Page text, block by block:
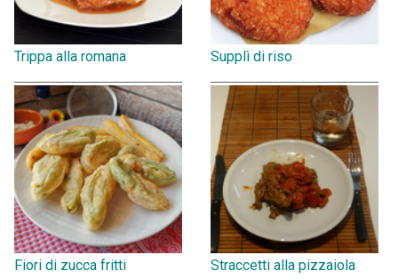
Trippa alla romana Supplì di riso
Fiori di zucca fritti Straccetti alla pizzaiola